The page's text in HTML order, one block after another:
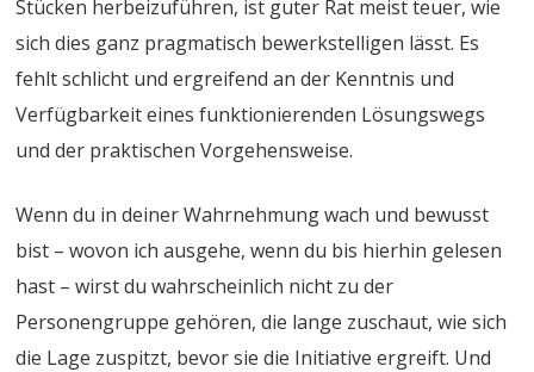
Stücken herbeizuführen, ist guter Rat meist teuer, wie
sich dies ganz pragmatisch bewerkstelligen lässt. Es
fehlt schlicht und ergreifend an der Kenntnis und
Verfügbarkeit eines funktionierenden Lösungswegs
und der praktischen Vorgehensweise.
Wenn du in deiner Wahrnehmung wach und bewusst
bist – wovon ich ausgehe, wenn du bis hierhin gelesen
hast – wirst du wahrscheinlich nicht zu der
Personengruppe gehören, die lange zuschaut, wie sich
die Lage zuspitzt, bevor sie die Initiative ergreift. Und